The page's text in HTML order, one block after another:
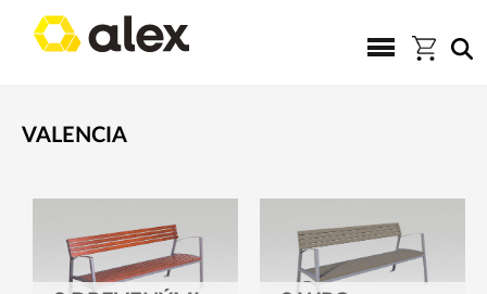
VALENCIA